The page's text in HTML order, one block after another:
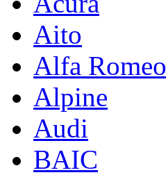
Aito
Alfa Romeo
Alpine
Audi
BAIC